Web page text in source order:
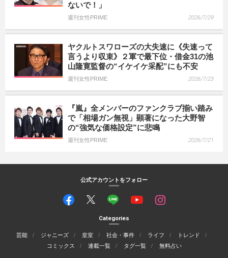
ないで！」
週刊女性PRIME 2026/7/29
ヤクルトスワローズの大失速に《失速って
言うより収束》２軍で最下位・借金31の池
山隆寛監督の“イケイケ采配”にも不安
週刊女性PRIME 2026/7/23
『嵐』全メンバーのファンクラブ揃い踏み
で「相場ガン無視」顕著になった大野智
の“強気な価格設定”に悲鳴
週刊女性PRIME 2026/7/21
公式アカウントをフォロー
Categories
芸能 ジャニーズ 皇室 社会・事件 ライフ
トレンド
コミックス
連載一覧 タグ一覧 無料占い